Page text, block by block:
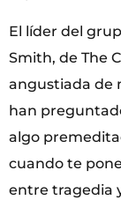
El líder del
Smith, de The
angustiada de
han
algo
cuando te
entre tragedia